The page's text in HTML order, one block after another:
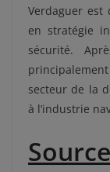
Verdaguer est
en stratégie
sécurité.
secteur de la
à l’industrie